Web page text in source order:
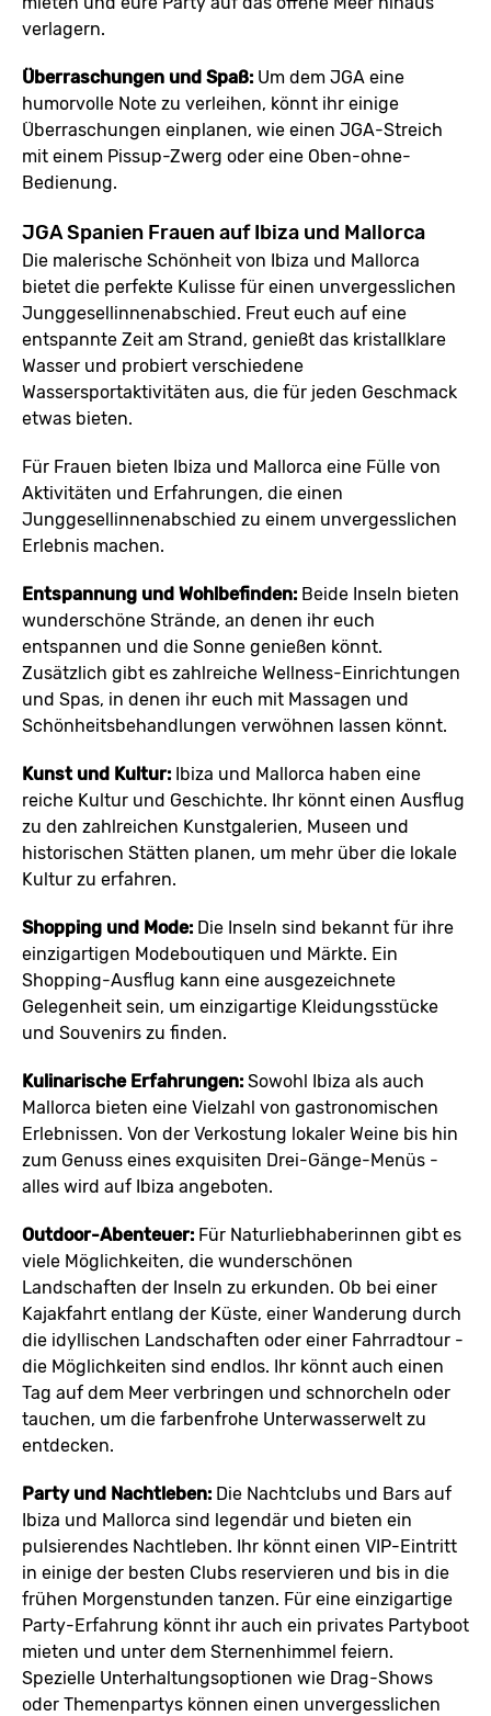
verlagern.
Überraschungen und Spaß: Um dem JGA eine
humorvolle Note zu verleihen, könnt ihr einige
Überraschungen einplanen, wie einen JGA-Streich
mit einem Pissup-Zwerg oder eine Oben-ohne-
Bedienung.
JGA Spanien Frauen auf Ibiza und Mallorca
Die malerische Schönheit von Ibiza und Mallorca
bietet die perfekte Kulisse für einen unvergesslichen
Junggesellinnenabschied. Freut euch auf eine
entspannte Zeit am Strand, genießt das kristallklare
Wasser und probiert verschiedene
Wassersportaktivitäten aus, die für jeden Geschmack
etwas bieten.
Für Frauen bieten Ibiza und Mallorca eine Fülle von
Aktivitäten und Erfahrungen, die einen
Junggesellinnenabschied zu einem unvergesslichen
Erlebnis machen.
Entspannung und Wohlbefinden: Beide Inseln bieten
wunderschöne Strände, an denen ihr euch
entspannen und die Sonne genießen könnt.
Zusätzlich gibt es zahlreiche Wellness-Einrichtungen
und Spas, in denen ihr euch mit Massagen und
Schönheitsbehandlungen verwöhnen lassen könnt.
Kunst und Kultur: Ibiza und Mallorca haben eine
reiche Kultur und Geschichte. Ihr könnt einen Ausflug
zu den zahlreichen Kunstgalerien, Museen und
historischen Stätten planen, um mehr über die lokale
Kultur zu erfahren.
Shopping und Mode: Die Inseln sind bekannt für ihre
einzigartigen Modeboutiquen und Märkte. Ein
Shopping-Ausflug kann eine ausgezeichnete
Gelegenheit sein, um einzigartige Kleidungsstücke
und Souvenirs zu finden.
Kulinarische Erfahrungen: Sowohl Ibiza als auch
Mallorca bieten eine Vielzahl von gastronomischen
Erlebnissen. Von der Verkostung lokaler Weine bis hin
zum Genuss eines exquisiten Drei-Gänge-Menüs -
alles wird auf Ibiza angeboten.
Outdoor-Abenteuer: Für Naturliebhaberinnen gibt es
viele Möglichkeiten, die wunderschönen
Landschaften der Inseln zu erkunden. Ob bei einer
Kajakfahrt entlang der Küste, einer Wanderung durch
die idyllischen Landschaften oder einer Fahrradtour -
die Möglichkeiten sind endlos. Ihr könnt auch einen
Tag auf dem Meer verbringen und schnorcheln oder
tauchen, um die farbenfrohe Unterwasserwelt zu
entdecken.
Party und Nachtleben: Die Nachtclubs und Bars auf
Ibiza und Mallorca sind legendär und bieten ein
pulsierendes Nachtleben. Ihr könnt einen VIP-Eintritt
in einige der besten Clubs reservieren und bis in die
frühen Morgenstunden tanzen. Für eine einzigartige
Party-Erfahrung könnt ihr auch ein privates Partyboot
mieten und unter dem Sternenhimmel feiern.
Spezielle Unterhaltungsoptionen wie Drag-Shows
oder Themenpartys können einen unvergesslichen